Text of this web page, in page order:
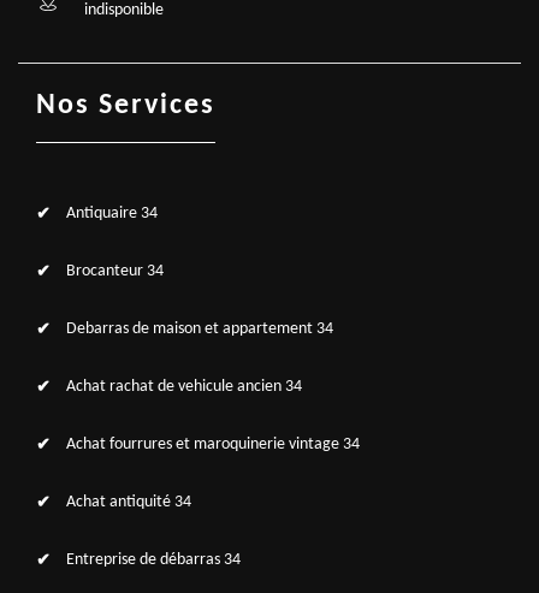
indisponible
Nos Services
Antiquaire 34
Brocanteur 34
Debarras de maison et appartement 34
Achat rachat de vehicule ancien 34
Achat fourrures et maroquinerie vintage 34
Achat antiquité 34
Entreprise de débarras 34